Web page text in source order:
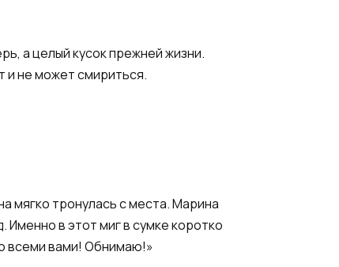
а целый кусок прежней жизни.
и не может смириться.
мягко тронулась с места. Марина
Именно в этот миг в сумке коротко
всеми вами! Обнимаю!»